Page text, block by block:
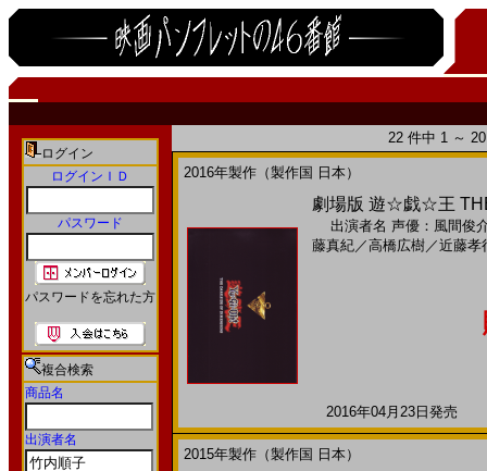
ログイン
ログインＩＤ
パスワード
パスワードを忘れた方
複合検索
商品名
出演者名
22 件中 1 ～
2016年製作（製作国 日本）
劇場版 遊☆戯☆王
出演者名 声優：風間俊
藤真紀／高橋広樹／近藤孝
2016年04月23日発売
2015年製作（製作国 日本）